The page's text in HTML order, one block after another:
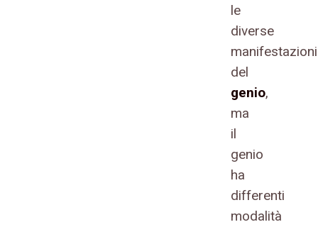
le
diverse
manifestazioni
del
genio,
ma
il
genio
ha
differenti
modalità